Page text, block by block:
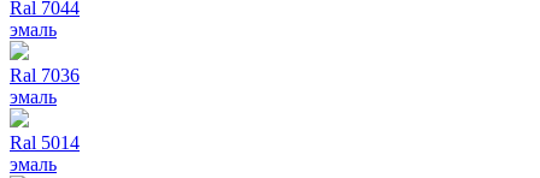
Ral 7044
эмаль
Ral 7036
эмаль
Ral 5014
эмаль